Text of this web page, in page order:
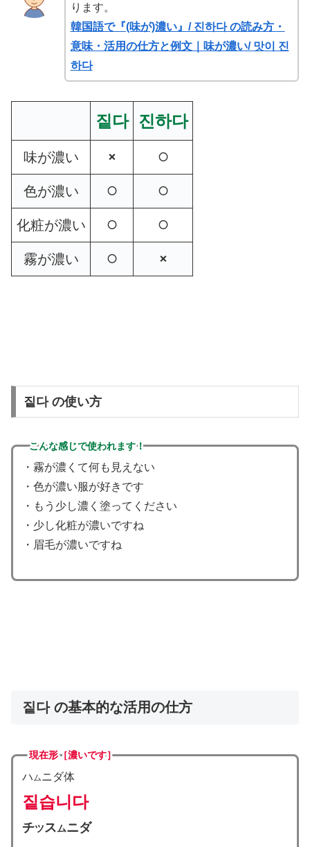
ります。
韓国語で『(味が)濃い』/ 진하다 の読み方・
意味・活用の仕方と例文｜味が濃い/ 맛이 진
하다
짙다 진하다
味が濃い ❌ ⭕️
色が濃い ⭕️ ⭕️
化粧が濃い ⭕️ ⭕️
霧が濃い ⭕️ ❌
짙다 の使い方
こんな感じで使われます！
・霧が濃くて何も見えない
・色が濃い服が好きです
・もう少し濃く塗ってください
・少し化粧が濃いですね
・眉毛が濃いですね
짙다 の基本的な活用の仕方
現在形［濃いです］
ハムニダ体
짙습니다
チツスムニダ